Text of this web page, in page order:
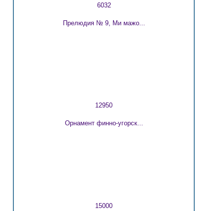
6032
Прелюдия № 9, Ми мажо...
12950
Орнамент финно-угорск...
15000